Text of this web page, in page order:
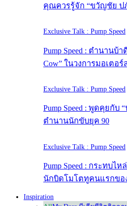
คุณควรรู้จัก “ขวัญชัย ป
Exclusive Talk : Pump Speed
Pump Speed : ตำนานบ้
Cow” ในวงการมอเตอ
Exclusive Talk : Pump Speed
Pump Speed : พูดคุยกับ
ตำนานนักขับยุค 90
Exclusive Talk : Pump Speed
Pump Speed : กระทบไ
นักบิดโมโตทูคนแรกขอ
Inspiration